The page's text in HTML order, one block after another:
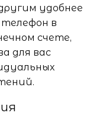
удобнее
в
счете,
для вас